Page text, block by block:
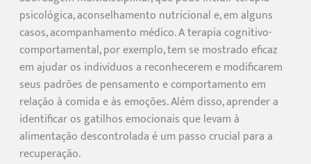
psicológica, aconselhamento nutricional e, em alguns
casos, acompanhamento médico. A terapia cognitivo-
comportamental, por exemplo, tem se mostrado eficaz
em ajudar os indivíduos a reconhecerem e modificarem
seus padrões de pensamento e comportamento em
relação à comida e às emoções. Além disso, aprender a
identificar os gatilhos emocionais que levam à
alimentação descontrolada é um passo crucial para a
recuperação.